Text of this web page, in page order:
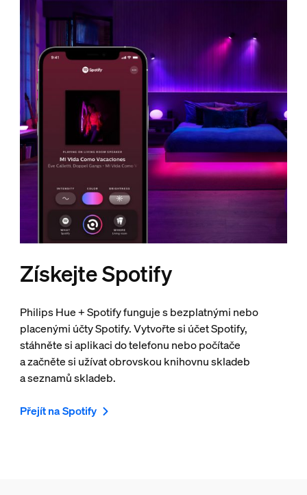
Získejte Spotify
Philips Hue + Spotify funguje s bezplatnými nebo
placenými účty Spotify. Vytvořte si účet Spotify,
stáhněte si aplikaci do telefonu nebo počítače
a začněte si užívat obrovskou knihovnu skladeb
a seznamů skladeb.
Přejít na Spotify